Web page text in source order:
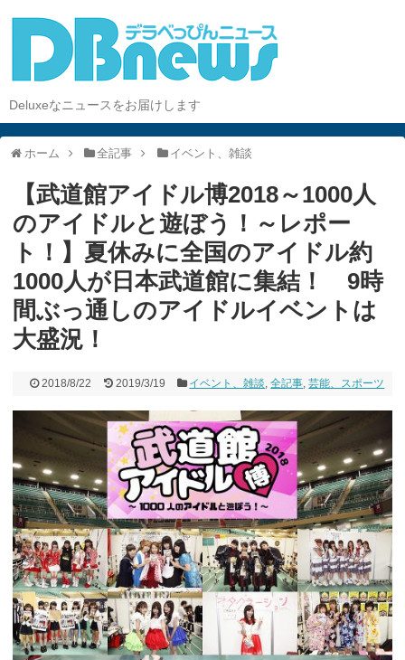
Deluxeなニュースをお届けします
ホーム 全記事 イベント、雑談
【武道館アイドル博2018～1000人
のアイドルと遊ぼう！～レポー
ト！】夏休みに全国のアイドル約
1000人が日本武道館に集結！ 9時
間ぶっ通しのアイドルイベントは
大盛況！
2018/8/22 2019/3/19 イベント、雑談,全記事,芸能、スポーツ